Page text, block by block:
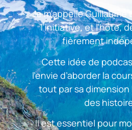
Je m’appelle Guillaume
l’initiative, et l’hôte,
fièrement
Cette idée de
l’envie d’aborder la
tout par sa dimension
des
Il est essentiel pour